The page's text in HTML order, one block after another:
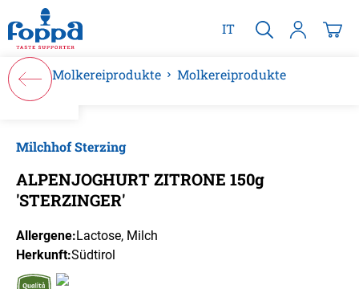
springen
IT
Molkereiprodukte Molkereiprodukte
Milchhof Sterzing
ALPENJOGHURT ZITRONE 150g
'STERZINGER'
Allergene:Lactose, Milch
Herkunft:Südtirol